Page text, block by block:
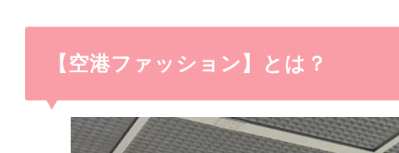
【空港ファッション】とは？